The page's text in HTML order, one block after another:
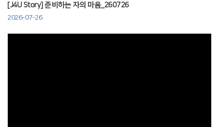
[J4U Story] 준비하는 자의 마음_260726
2026-07-26